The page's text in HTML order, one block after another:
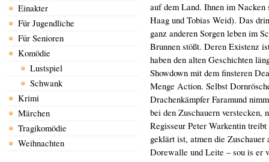
Einakter
Für Jugendliche
Für Senioren
Komödie
Lustspiel
Schwank
Krimi
Märchen
Tragikomödie
Weihnachten
auf dem Land. Ihnen im
Haag und Tobias Weid). Das
ganz anderen Sorgen leben im
Brunnen stößt. Deren Existenz
haben den alten Geschichten
Showdown mit dem finsteren
Menge Action. Selbst
Drachenkämpfer Faramund
bei den Zuschauern
Regisseur Peter Warkentin
geklärt ist, atmen die
Dorewalle und Leite – sou is er